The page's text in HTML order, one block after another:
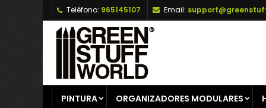
Teléfono: 965145107 Email:
PINTURA ORGANIZADORES MODULARES